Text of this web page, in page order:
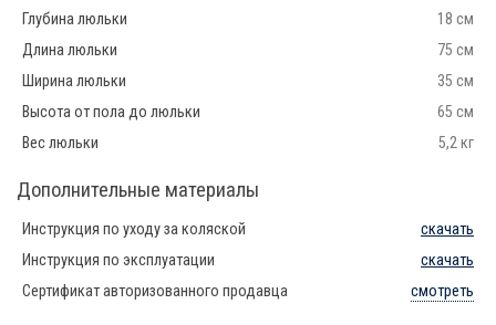
Глубина люльки
18 см
Длина люльки
75 см
Ширина люльки
35 см
Высота от пола до люльки
65 см
Вес люльки
5,2 кг
Дополнительные материалы
Инструкция по уходу за коляской
скачать
Инструкция по эксплуатации
скачать
Сертификат авторизованного продавца
смотреть